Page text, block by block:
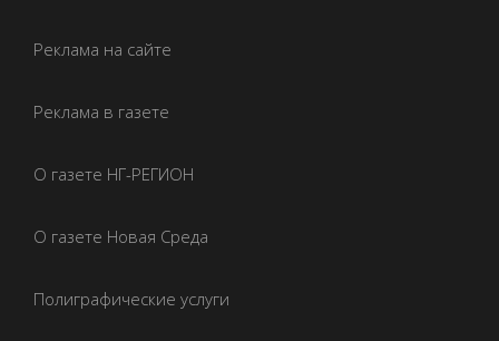
Реклама на сайте
Реклама в газете
О газете НГ-РЕГИОН
О газете Новая Среда
Полиграфические услуги